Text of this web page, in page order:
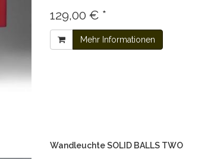
129,00 € *
Mehr Informationen
Wandleuchte SOLID BALLS TWO